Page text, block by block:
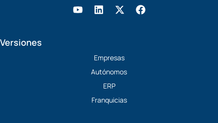
Y L
d
i
n
X
t
t
e
F
a
Versiones
Empresas
Autónomos
ERP
Franquicias